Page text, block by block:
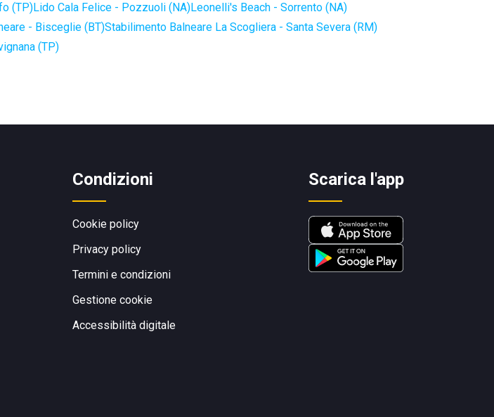
(TP)Lido Cala Felice - Pozzuoli (NA)Leonelli's Beach - Sorrento (NA)
- Bisceglie (BT)Stabilimento Balneare La Scogliera - Santa Severa (RM)
(TP)
Condizioni
Cookie policy
Privacy policy
Termini e condizioni
Gestione cookie
Accessibilità digitale
Scarica l'app